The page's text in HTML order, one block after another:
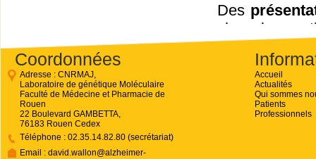
Des
chez les
exemple, des
cadre de
myoclonies
de
Coordonnées
Adresse : CNRMAJ,
Laboratoire de génétique Moléculaire
Faculté de Médecine et Pharmacie de
Rouen
22 Boulevard GAMBETTA,
76183 Rouen Cedex
Téléphone : 02.35.14.82.80 (secrétariat)
Email : david.wallon@alzheimer-
Accueil
Actualités
Qui sommes
Patients
Professionnels